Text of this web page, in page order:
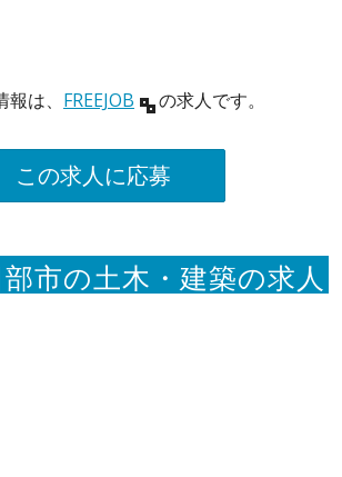
は、 FREEJOB の求人です。
この求人に応募
市の土木・建築の求人